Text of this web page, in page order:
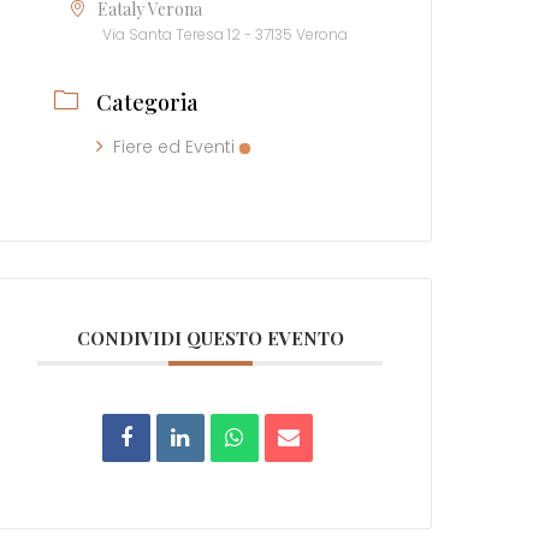
Eataly Verona
Via Santa Teresa 12 - 37135 Verona
Categoria
Fiere ed Eventi
CONDIVIDI QUESTO EVENTO